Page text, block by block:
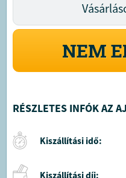
NEM
RÉSZLETES INFÓK AZ
Kiszállítási idő:
Kiszállítási díj: